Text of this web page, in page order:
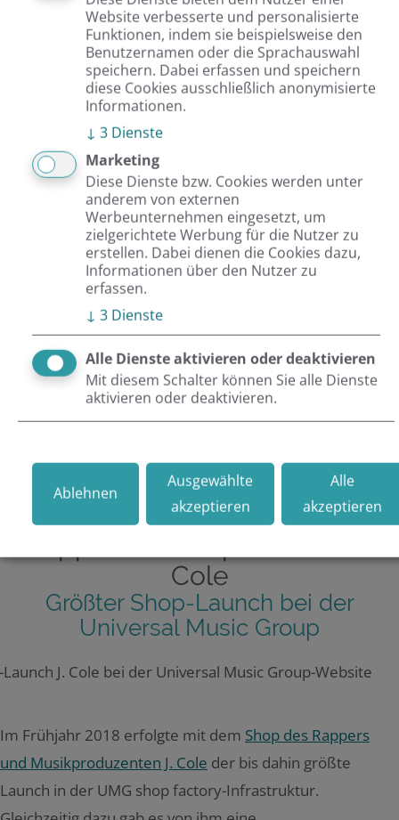
einsetzt, wurden über 175 Magento Enterprise-Stores mit
dem System erstellt und ausgerollt. Wir arbeiten
gemeinsam stetig daran, um den Design-Customizer und
seine Funktionserweiterung zu verbessern sowie
Unterstützung für die Infrastruktur und Magento
bereitzustellen.
Zusammen mit Universal Music Group gewann
Netresearch bei der Magento Imagine 2019 den Magento
Imagine Excellence Award im Bereich “Best Sales Channel
Growth". Für dasselbe Projekt wurden wir bereits ein Jahr
zuvor in der Kategorie “Best-in-Class-Fulfillment
nominiert”. Dies zeigt, dass wir mit unserer Lösung
blugento shop factory schon lange punkten können.
Cole
Größter Shop-Launch bei der
Universal Music Group
Im Frühjahr 2018 erfolgte mit dem Shop des Rappers
und Musikproduzenten J. Cole der bis dahin größte
Launch in der UMG shop factory-Infrastruktur.
Website verbesserte und personalisierte
Funktionen, indem sie beispielsweise den
Benutzernamen oder die Sprachauswahl
speichern. Dabei erfassen und speichern
diese Cookies ausschließlich anonymisierte
Informationen.
↓ 3 Dienste
Marketing
Diese Dienste bzw. Cookies werden unter
anderem von externen
Werbeunternehmen eingesetzt, um
zielgerichtete Werbung für die Nutzer zu
erstellen. Dabei dienen die Cookies dazu,
Informationen über den Nutzer zu
erfassen.
↓ 3 Dienste
Alle Dienste aktivieren oder deaktivieren
Mit diesem Schalter können Sie alle Dienste
aktivieren oder deaktivieren.
Ablehnen
Ausgewählte
akzeptieren
Alle
akzeptieren